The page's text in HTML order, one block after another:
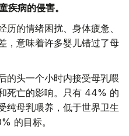
疾病的侵害。
的情绪困扰、身体疲惫、
，意味着许多婴儿错过了母
的头一个小时内接受母乳喂
死亡的影响。只有 44% 的
纯母乳喂养，低于世界卫生
的目标。